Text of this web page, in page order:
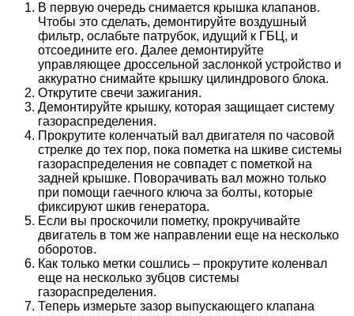
В первую очередь снимается крышка клапанов.
Чтобы это сделать, демонтируйте воздушный
фильтр, ослабьте патрубок, идущий к ГБЦ, и
отсоедините его. Далее демонтируйте
управляющее дроссельной заслонкой устройство и
аккуратно снимайте крышку цилиндрового блока.
Открутите свечи зажигания.
Демонтируйте крышку, которая защищает систему
газораспределения.
Прокрутите коленчатый вал двигателя по часовой
стрелке до тех пор, пока пометка на шкиве системы
газораспределения не совпадет с пометкой на
задней крышке. Поворачивать вал можно только
при помощи гаечного ключа за болты, которые
фиксируют шкив генератора.
Если вы проскочили пометку, прокручивайте
двигатель в том же направлении еще на несколько
оборотов.
Как только метки сошлись – прокрутите коленвал
еще на несколько зубцов системы
газораспределения.
Теперь измерьте зазор выпускающего клапана